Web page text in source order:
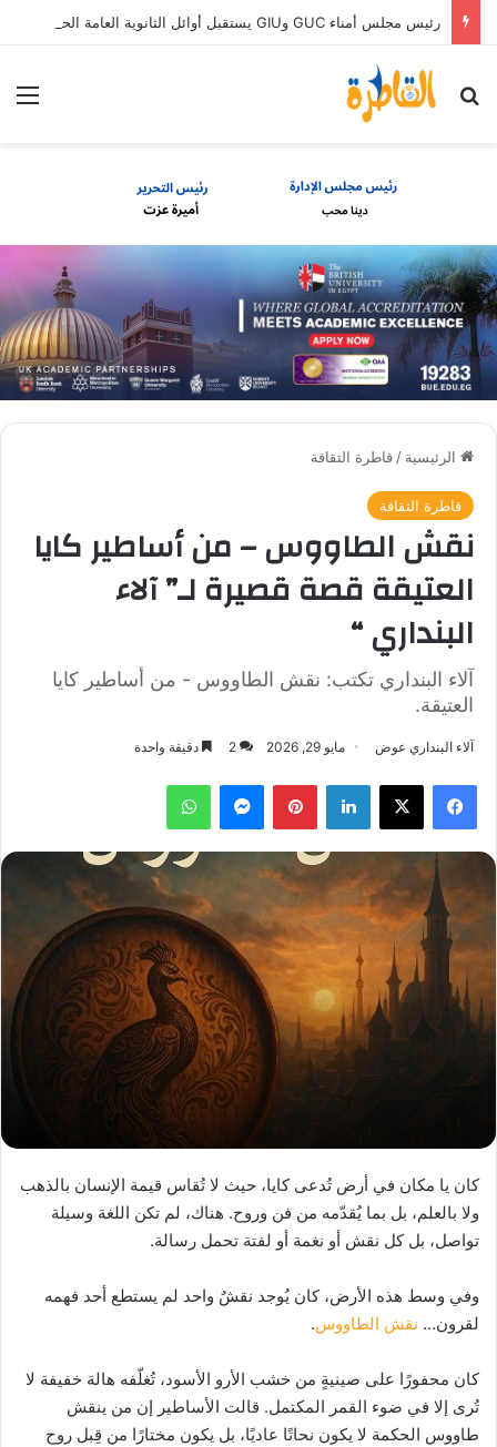
بحث عن
الرئيسية / قاطرة الثقافة
قاطرة الثقافة
نقش الطاووس – من أساطير كايا
العتيقة قصة قصيرة لـ” آلاء
البنداري “
آلاء البنداري تكتب: نقش الطاووس - من أساطير كايا
العتيقة.
آلاء البنداري عوض مايو 29, 2026 2 دقيقة واحدة
فيسبوك ‫X لينكدإن بينتيريستماسنجر واتساب
كان يا مكان في أرض تُدعى كايا، حيث لا تُقاس قيمة الإنسان بالذهب
ولا بالعلم، بل بما يُقدّمه من فن وروح. هناك، لم تكن اللغة وسيلة
تواصل، بل كل نقش أو نغمة أو لفتة تحمل رسالة.
وفي وسط هذه الأرض، كان يُوجد نقشٌ واحد لم يستطع أحد فهمه
لقرون… نقش الطاووس.
كان محفورًا على صينيةٍ من خشب الأرو الأسود، تُغلّفه هالة خفيفة لا
تُرى إلا في ضوء القمر المكتمل. قالت الأساطير إن من ينقش
طاووس الحكمة لا يكون نحاتًا عاديًا، بل يكون مختارًا من قِبل روح